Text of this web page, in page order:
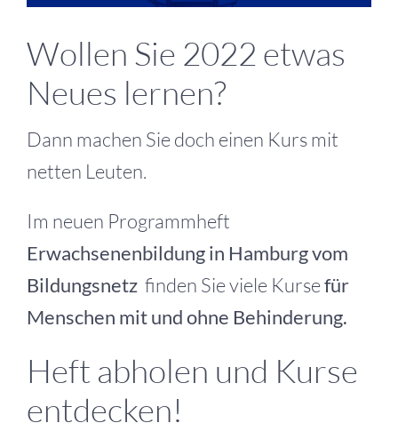
Wollen Sie 2022 etwas
Neues lernen?
Dann machen Sie doch einen Kurs mit
netten Leuten.
Im neuen Programmheft
Erwachsenenbildung in Hamburg vom
Bildungsnetz finden Sie viele Kursefür
Menschen mit und ohne Behinderung.
Heft abholen und Kurse
entdecken!